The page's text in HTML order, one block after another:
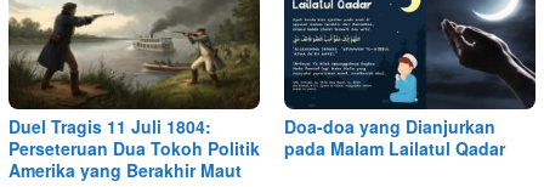
Duel Tragis 11 Juli 1804:
Perseteruan Dua Tokoh Politik
Amerika yang Berakhir Maut
Doa-doa yang Dianjurkan
pada Malam Lailatul Qadar